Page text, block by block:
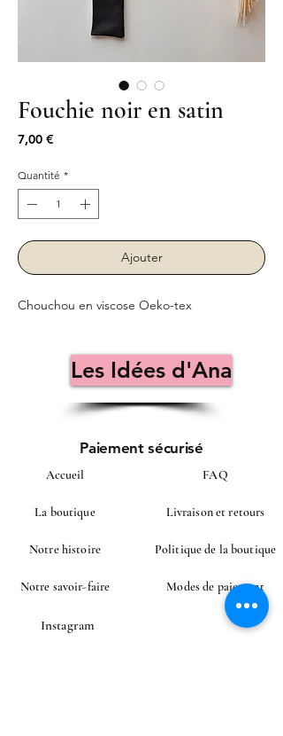
Fouchie noir en satin
7,00 €
Quantité *
Ajouter
Chouchou en viscose Oeko-tex
Les Idées d'Ana
Accueil
La boutique
Notre histoire
Notre savoir-faire
FAQ
Livraison et retours
Politique de la boutique
Modes de paiement
Paiement sécurisé
Instagram